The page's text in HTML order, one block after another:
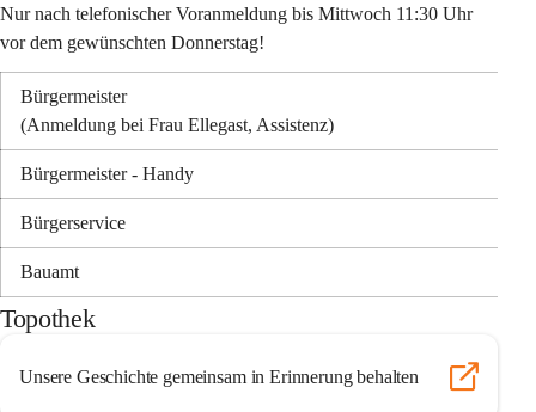
Nur nach telefonischer Voranmeldung bis Mittwoch 11:30 Uhr
vor dem gewünschten Donnerstag!
Bürgermeister
(Anmeldung bei Frau Ellegast, Assistenz)
Bürgermeister - Handy
Bürgerservice
Bauamt
Topothek
Unsere Geschichte gemeinsam in Erinnerung behalten